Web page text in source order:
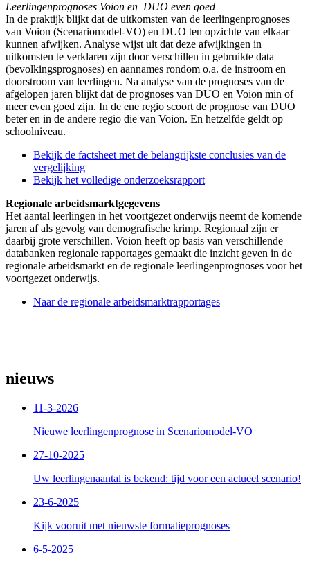
Leerlingenprognoses Voion en DUO even goed
In de praktijk blijkt dat de uitkomsten van de leerlingenprognoses
van Voion (Scenariomodel-VO) en DUO ten opzichte van elkaar
kunnen afwijken. Analyse wijst uit dat deze afwijkingen in
uitkomsten te verklaren zijn door verschillen in gebruikte data
(bevolkingsprognoses) en aannames rondom o.a. de instroom en
doorstroom van leerlingen. Na analyse van de prognoses van de
afgelopen jaren blijkt dat de prognoses van DUO en Voion min of
meer even goed zijn. In de ene regio scoort de prognose van DUO
beter en in de andere regio die van Voion. En hetzelfde geldt op
schoolniveau.
Bekijk de factsheet met de belangrijkste conclusies van de
vergelijking
Bekijk het volledige onderzoeksrapport
Regionale arbeidsmarktgegevens
Het aantal leerlingen in het voortgezet onderwijs neemt de komende
jaren af als gevolg van demografische krimp. Regionaal zijn er
daarbij grote verschillen. Voion heeft op basis van verschillende
databanken regionale rapportages gemaakt die inzicht geven in de
regionale arbeidsmarkt en de regionale leerlingenprognoses voor het
voortgezet onderwijs.
Naar de regionale arbeidsmarktrapportages
nieuws
11-3-2026
Nieuwe leerlingenprognose in Scenariomodel-VO
27-10-2025
Uw leerlingenaantal is bekend: tijd voor een actueel scenario!
23-6-2025
Kijk vooruit met nieuwste formatieprognoses
6-5-2025